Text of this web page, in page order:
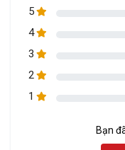
Tại sao máy
lớn của 3A giúp nâng
tăng lợi nhuận và giá
5
4
3
2
1
Bạn